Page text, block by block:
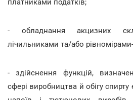
платниками податків;
- обладнання акцизних
лічильниками та/або
- здійснення функцій,
сфері виробництва й обігу